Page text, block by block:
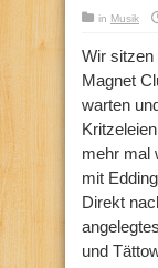
in Musik
Wir sitzen
Magnet
warten
mehr mal
mit
Direkt
und